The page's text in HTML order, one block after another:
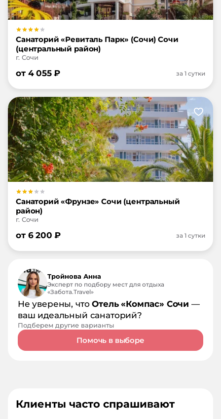
Санаторий «Ревиталь Парк» (Сочи) Сочи
(центральный район)
г. Сочи
от 4 055₽ за 1 сутки
Санаторий «Фрунзе» Сочи (центральный
район)
г. Сочи
от 6 200 ₽ за 1 сутки
Тройнова Анна
Эксперт по подбору мест для отдыха
«Забота.Travel»
Не уверены, чтоОтель «Компас» Сочи —
ваш идеальный санаторий?
Подберем другие варианты
Помочь в выборе
Клиенты часто спрашивают